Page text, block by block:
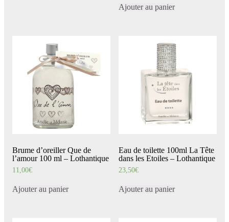
Ajouter au panier
Brume d’oreiller Que de
l’amour 100 ml – Lothantique
11,00€
Ajouter au panier
Eau de toilette 100ml La Tête
dans les Etoiles – Lothantique
23,50€
Ajouter au panier